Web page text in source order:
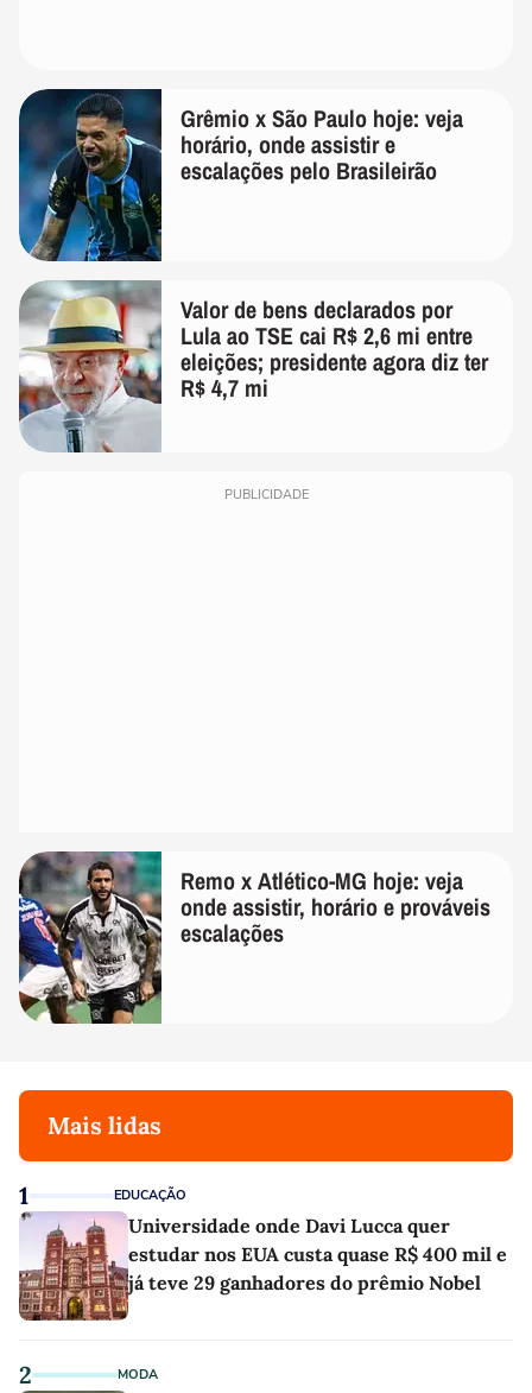
Grêmio x São Paulo hoje: veja
horário, onde assistir e
escalações pelo Brasileirão
Valor de bens declarados por
Lula ao TSE cai R$ 2,6 mi entre
eleições; presidente agora diz ter
R$ 4,7 mi
PUBLICIDADE
Remo x Atlético-MG hoje: veja
onde assistir, horário e prováveis
escalações
Mais lidas
1 EDUCAÇÃO
Universidade onde Davi Lucca quer
estudar nos EUA custa quase R$ 400 mil e
já teve 29 ganhadores do prêmio Nobel
2 MODA